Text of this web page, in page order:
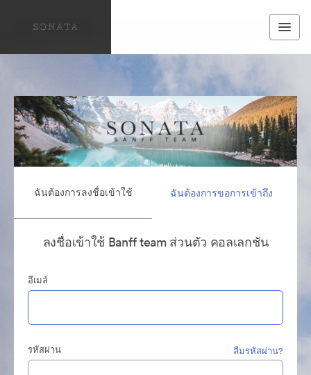
ฉันต้องการลงชื่อเข้าใช้ ฉันต้องการขอการเข้าถึง
ลงชื่อเข้าใช้ Banff team ส่วนตัว คอลเลกชัน
อีเมล์
รหัสผ่าน ลืมรหัสผ่าน?